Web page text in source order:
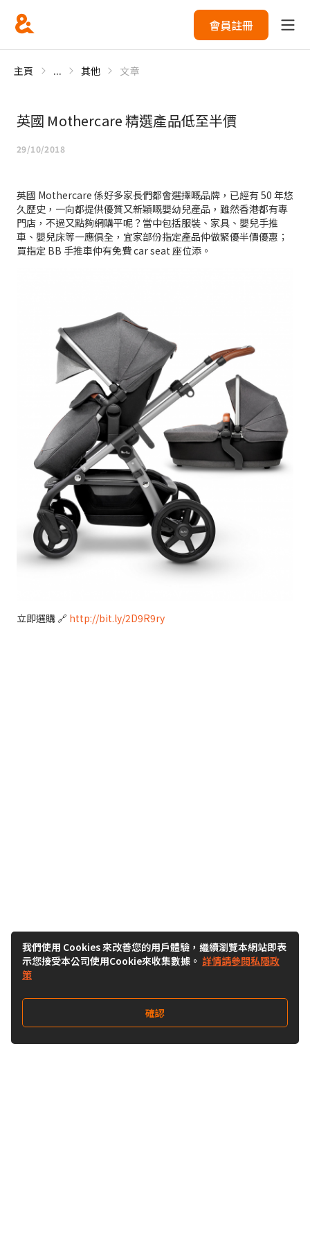
會員註冊
主頁 ... 其他 文章
英國 Mothercare 精選產品低至半價
29/10/2018
英國 Mothercare 係好多家長們都會選擇嘅品牌，已經有 50 年悠
久歷史，一向都提供優質又新穎嘅嬰幼兒產品，雖然香港都有專
門店，不過又點夠網購平呢？當中包括服裝、家具、嬰兒手推
車、嬰兒床等一應俱全，宜家部份指定產品仲做緊優半價優惠；
買指定 BB 手推車仲有免費 car seat 座位添。
立即選購 🔗 http://bit.ly/2D9R9ry
我們使用 Cookies 來改善您的用戶體驗，繼續瀏覽本網站即表
示您接受本公司使用Cookie來收集數據。 詳情請參閱私隱政
策
確認